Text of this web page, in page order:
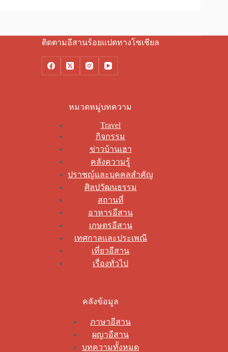
ติดตามอีสานร้อยแปดทางโซเชียล
หมวดหมู่บทความ
Travel
กิจกรรม
ข่าวบ้านเฮา
คลังความรู้
ปราชญ์และบุคคลสำคัญ
ศิลปวัฒนธรรม
สถานที่
อาหารอีสาน
เกษตรอีสาน
เทศกาลและประเพณี
เที่ยวอีสาน
เรื่องทั่วไป
คลังข้อมูล
ภาษาอีสาน
ผญาอีสาน
บทความทั้งหมด